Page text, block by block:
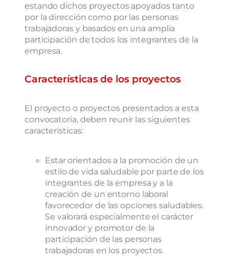
estando dichos proyectos apoyados tanto
por la dirección como por las personas
trabajadoras y basados en una amplia
participación de todos los integrantes de la
empresa.
Características de los proyectos
El proyecto o proyectos presentados a esta
convocatoria, deben reunir las siguientes
características:
Estar orientados a la promoción de un
estilo de vida saludable por parte de los
integrantes de la empresa y a la
creación de un entorno laboral
favorecedor de las opciones saludables.
Se valorará especialmente el carácter
innovador y promotor de la
participación de las personas
trabajadoras en los proyectos.